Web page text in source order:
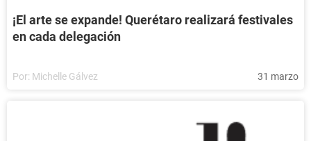
¡El arte se expande! Querétaro realizará festivales
en cada delegación
Por: Michelle Gálvez 31 marzo